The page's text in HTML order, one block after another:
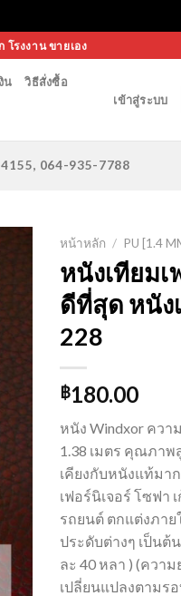
รงงาน ขายเอง
น วิธีสั่งซื้อ
เข้าสู่ระบบ
064-935-7788
to
หน้าหลัก / PU [1.4
หนังเทียมเ
ดีที่สุด หนัง
228
฿180.00
หนัง Windxor ควา
1.38 เมตร คุณภา
เคียงกับหนังแท้มา
เฟอร์นิเจอร์ โซฟา
รถยนต์ ตกแต่งภาย
ประดับต่างๆ เป็นต้
ละ 40 หลา ) (ควา
เปลี่ยนแปลงตามร